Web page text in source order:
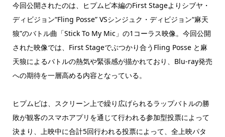
今回公開されたのは、ヒプムビ本編のFirst Stageよりシブヤ・
ディビジョン“Fling Posse” VSシンジュク・ディビジョン“麻天
狼”のバトル曲「Stick To My Mic」の1コーラス映像。今回公開
された映像では、First Stageでぶつかり合うFling Posse と麻
天狼によるバトルの熱気や緊張感が描かれており、Blu-ray発売
への期待を一層高める内容となっている。
ヒプムビは、スクリーン上で繰り広げられるラップバトルの勝
敗が観客のスマホアプリを通じて行われる参加型投票によって
決まり、上映中に合計5回行われる投票によって、全上映パタ